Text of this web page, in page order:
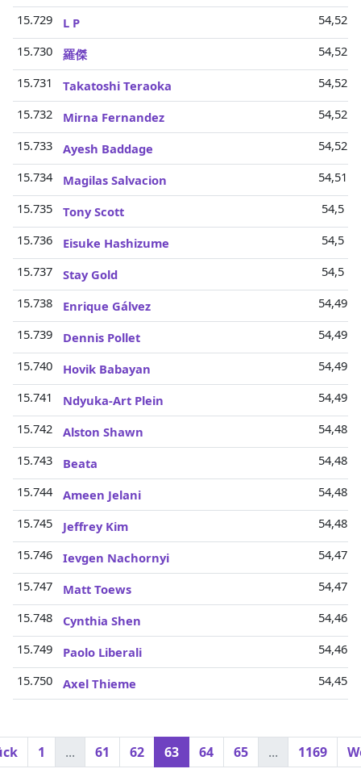
15.729
L P
54,52
15.730
羅傑
54,52
15.731
Takatoshi Teraoka
54,52
15.732
Mirna Fernandez
54,52
15.733
Ayesh Baddage
54,52
15.734
Magilas Salvacion
54,51
15.735
Tony Scott
54,5
15.736
Eisuke Hashizume
54,5
15.737
Stay Gold
54,5
15.738
Enrique Gálvez
54,49
15.739
Dennis Pollet
54,49
15.740
Hovik Babayan
54,49
15.741
Ndyuka-Art Plein
54,49
15.742
Alston Shawn
54,48
15.743
Beata
54,48
15.744
Ameen Jelani
54,48
15.745
Jeffrey Kim
54,48
15.746
Ievgen Nachornyi
54,47
15.747
Matt Toews
54,47
15.748
Cynthia Shen
54,46
15.749
Paolo Liberali
54,46
15.750
Axel Thieme 54,45
1 ... 61 62 63 64 65 ... 1169